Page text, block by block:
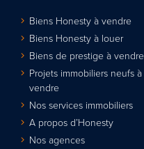
Biens Honesty à vendre
Biens Honesty à louer
Biens de prestige à vendre
Projets immobiliers neufs à
vendre
Nos services immobiliers
A propos d’Honesty
Nos agences